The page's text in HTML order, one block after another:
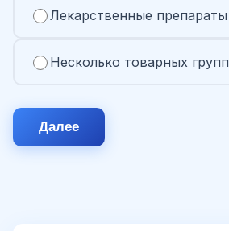
Лекарственные препараты
Несколько товарных групп
Далее